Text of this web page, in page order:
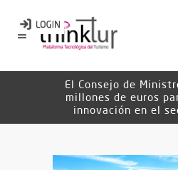
El Consejo de
millones de euros
innovación en el